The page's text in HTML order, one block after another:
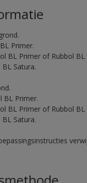
Primer.
BL Primer of Rubbol BL
Satura.
BL Primer.
BL Primer of Rubbol BL
Satura.